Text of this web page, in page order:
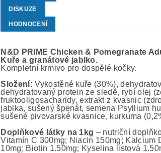
DISKUZE
HODNOCENÍ
N&D PRIME Chicken & Pomegranate
Kuře a granátové jablko.
Kompletní krmivo pro dospělé kočky.
Složení:Vykostěné kuře (30%),
dehydratovaný protein ze sledě, rybí olej
fruktooligosacharidy, extrakt z kvasnic
jablka, sušený špenát, semena Psyllium
sušené pivovarské kvasnice, kurkuma
Doplňkové látky na 1kg – nutriční
Vitamín C 300mg; Niacin 150mg; Kalcium
10mg; Biotin 1.50mg; Kyselina listová